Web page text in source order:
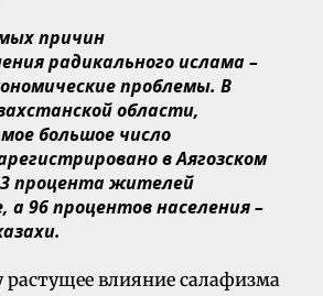
причин
радикального ислама –
проблемы. В
области,
большое число
в Аягозском
процента жителей
а 96 процентов населения –
растущее влияние салафизма